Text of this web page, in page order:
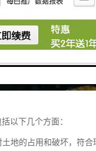
以下几个方面：
地的占用和破坏，符